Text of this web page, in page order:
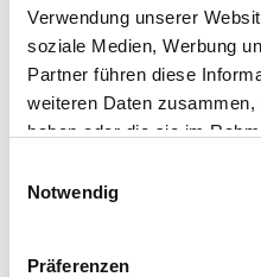
Verwendung unserer
soziale Medien, Werbung
Partner führen diese
weiteren Daten
haben oder die sie im
Notwendig
Präferenzen
Unsere
Umbau